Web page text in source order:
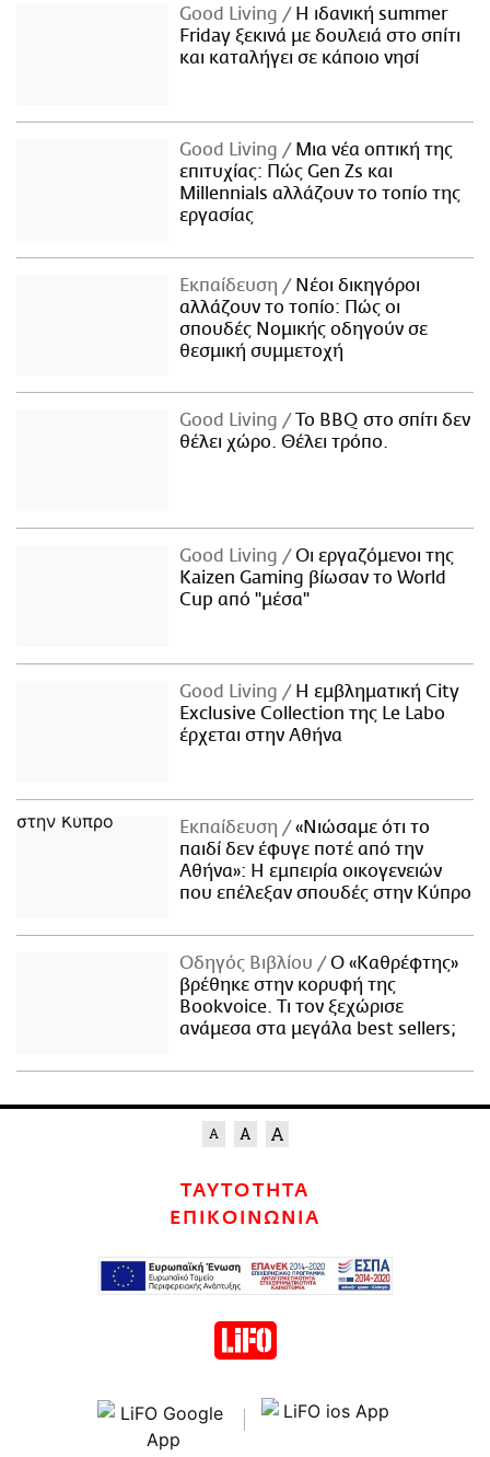
Good Living
Η ιδανική summer
Friday ξεκινά με δουλειά στο σπίτι
και καταλήγει σε κάποιο νησί
Good Living
Μια νέα οπτική της
επιτυχίας: Πώς Gen Zs και
Millennials αλλάζουν το τοπίο της
εργασίας
Εκπαίδευση
Νέοι δικηγόροι
αλλάζουν το τοπίο: Πώς οι
σπουδές Νομικής οδηγούν σε
θεσμική συμμετοχή
Good Living
Το BBQ στο σπίτι δεν
θέλει χώρο. Θέλει τρόπο.
Good Living
Οι εργαζόμενοι της
Kaizen Gaming βίωσαν το World
Cup από "μέσα"
Good Living
Η εμβληματική City
Exclusive Collection της Le Labo
έρχεται στην Αθήνα
Εκπαίδευση
«Νιώσαμε ότι το
παιδί δεν έφυγε ποτέ από την
Αθήνα»: Η εμπειρία οικογενειών
που επέλεξαν σπουδές στην Κύπρο
Οδηγός Βιβλίου
Ο «Καθρέφτης»
βρέθηκε στην κορυφή της
Bookvoice. Τι τον ξεχώρισε
ανάμεσα στα μεγάλα best sellers;
ΤΑΥΤΟΤΗΤΑ
ΕΠΙΚΟΙΝΩΝΙΑ